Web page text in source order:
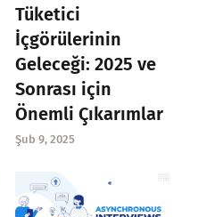
Tüketici
İçgörülerinin
Geleceği: 2025 ve
Sonrası için
Önemli Çıkarımlar
Şub 9, 2025